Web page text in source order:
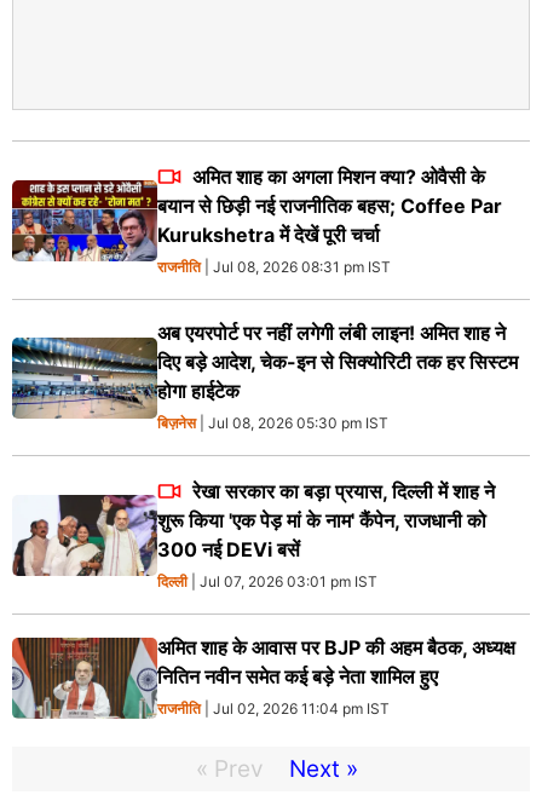
अमित शाह का अगला मिशन क्या? ओवैसी के
बयान से छिड़ी नई राजनीतिक बहस; Coffee Par
Kurukshetra में देखें पूरी चर्चा
राजनीति| Jul 08, 2026 08:31 pm IST
अब एयरपोर्ट पर नहीं लगेगी लंबी लाइन! अमित शाह ने
दिए बड़े आदेश, चेक-इन से सिक्योरिटी तक हर सिस्टम
होगा हाईटेक
बिज़नेस| Jul 08, 2026 05:30 pm IST
रेखा सरकार का बड़ा प्रयास, दिल्ली में शाह ने
शुरू किया 'एक पेड़ मां के नाम' कैंपेन, राजधानी को
300 नई DEVi बसें
दिल्ली| Jul 07, 2026 03:01 pm IST
अमित शाह के आवास पर BJP की अहम बैठक, अध्यक्ष
नितिन नवीन समेत कई बड़े नेता शामिल हुए
राजनीति| Jul 02, 2026 11:04 pm IST
« Prev Next »